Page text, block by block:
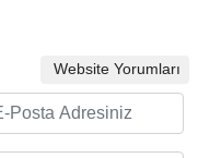
Website Yorumları